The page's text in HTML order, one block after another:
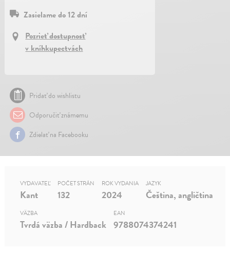
Zasielame do 12 dní
Pozrieť dostupnosť
v kníhkupectvách
Pridať do wishlistu
Odporučiť známemu
Zdielať na Facebooku
VYDAVATEĽ
Kant
POČET STRÁN
132
ROK VYDANIA
2024
JAZYK
Čeština, angličtina
VÄZBA
Tvrdá väzba / Hardback
EAN
9788074374241